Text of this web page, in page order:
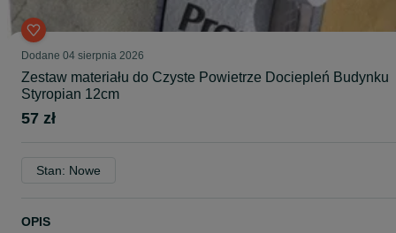
Dodane 04 sierpnia 2026
Zestaw materiału do Czyste Powietrze Dociepleń Budynku
Styropian 12cm
57 zł
Stan: Nowe
OPIS